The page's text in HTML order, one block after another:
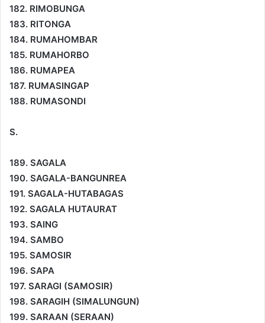
182. RIMOBUNGA
183. RITONGA
184. RUMAHOMBAR
185. RUMAHORBO
186. RUMAPEA
187. RUMASINGAP
188. RUMASONDI
S.
189. SAGALA
190. SAGALA-BANGUNREA
191. SAGALA-HUTABAGAS
192. SAGALA HUTAURAT
193. SAING
194. SAMBO
195. SAMOSIR
196. SAPA
197. SARAGI (SAMOSIR)
198. SARAGIH (SIMALUNGUN)
199. SARAAN (SERAAN)